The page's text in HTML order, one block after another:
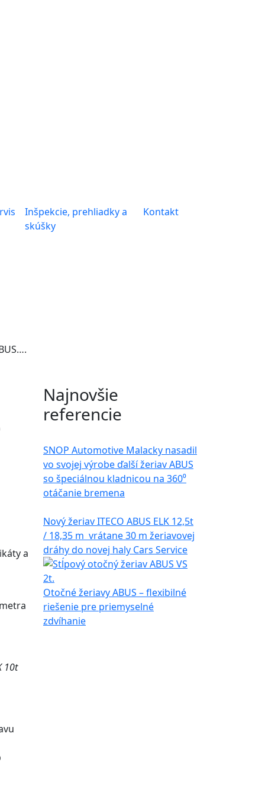
Inšpekcie, prehliadky a
skúšky
Kontakt
a
10t
Najnovšie
referencie
SNOP Automotive Malacky nasadil
vo svojej výrobe ďalší žeriav ABUS
so špeciálnou kladnicou na 360⁰
otáčanie bremena
Nový žeriav ITECO ABUS ELK 12,5t
/ 18,35 m vrátane 30 m žeriavovej
dráhy do novej haly Cars Service
Otočné žeriavy ABUS – flexibilné
riešenie pre priemyselné
zdvíhanie